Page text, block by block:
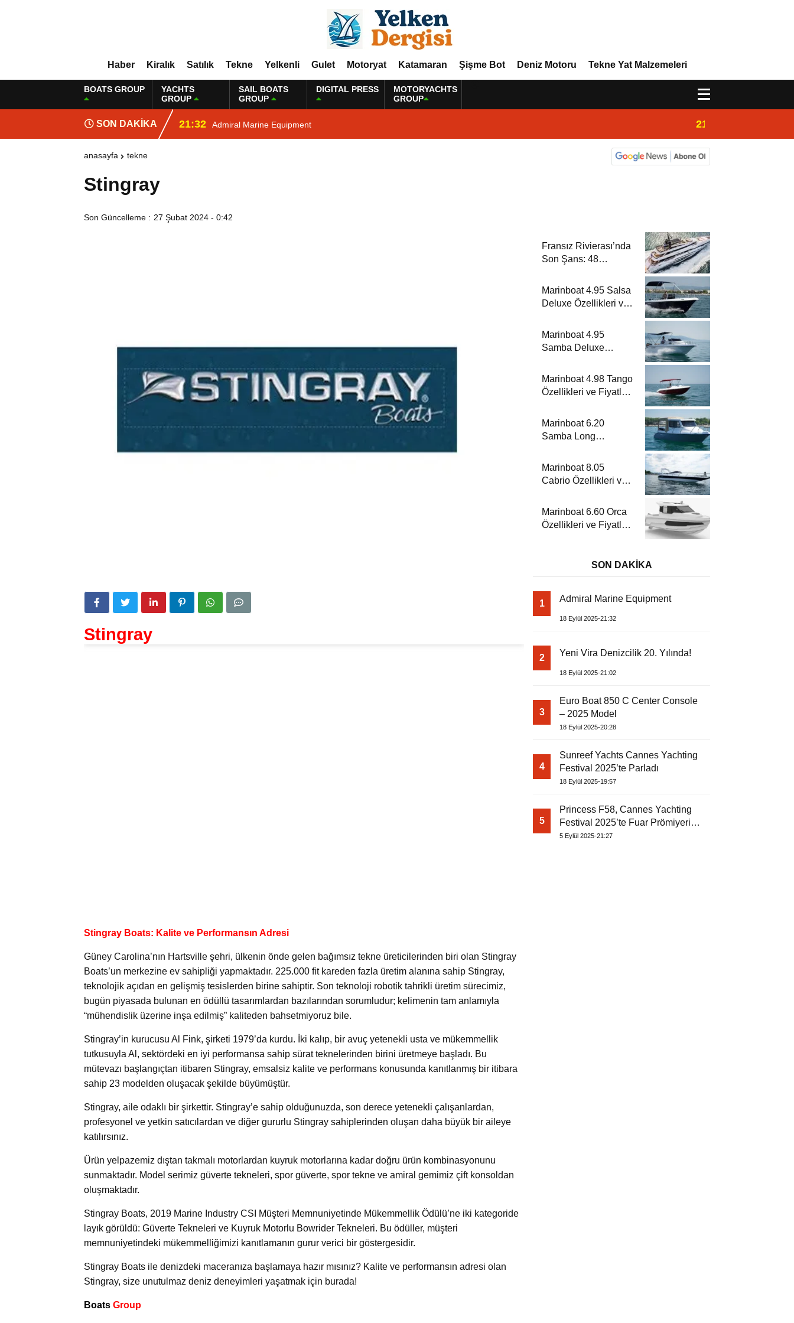
Haber Kiralık Satılık Tekne Yelkenli Gulet Motoryat Katamaran Şişme Bot Deniz Motoru Tekne Yat Malzemeleri
BOATS GROUP
YACHTS
GROUP
SAIL BOATS
GROUP
DIGITAL PRESS
MOTORYACHTS
GROUP
SON DAKİKA 21:32 Admiral Marine Equipment 21:02
anasayfa tekne
Stingray
Son Güncelleme : 27 Şubat 2024 - 0:42
Stingray
Stingray Boats: Kalite ve Performansın Adresi
Güney Carolina’nın Hartsville şehri, ülkenin önde gelen bağımsız tekne üreticilerinden biri olan Stingray
Boats’un merkezine ev sahipliği yapmaktadır. 225.000 fit kareden fazla üretim alanına sahip Stingray,
teknolojik açıdan en gelişmiş tesislerden birine sahiptir. Son teknoloji robotik tahrikli üretim sürecimiz,
bugün piyasada bulunan en ödüllü tasarımlardan bazılarından sorumludur; kelimenin tam anlamıyla
“mühendislik üzerine inşa edilmiş” kaliteden bahsetmiyoruz bile.
Stingray’in kurucusu Al Fink, şirketi 1979’da kurdu. İki kalıp, bir avuç yetenekli usta ve mükemmellik
tutkusuyla Al, sektördeki en iyi performansa sahip sürat teknelerinden birini üretmeye başladı. Bu
mütevazı başlangıçtan itibaren Stingray, emsalsiz kalite ve performans konusunda kanıtlanmış bir itibara
sahip 23 modelden oluşacak şekilde büyümüştür.
Stingray, aile odaklı bir şirkettir. Stingray’e sahip olduğunuzda, son derece yetenekli çalışanlardan,
profesyonel ve yetkin satıcılardan ve diğer gururlu Stingray sahiplerinden oluşan daha büyük bir aileye
katılırsınız.
Ürün yelpazemiz dıştan takmalı motorlardan kuyruk motorlarına kadar doğru ürün kombinasyonunu
sunmaktadır. Model serimiz güverte tekneleri, spor güverte, spor tekne ve amiral gemimiz çift konsoldan
oluşmaktadır.
Stingray Boats, 2019 Marine Industry CSI Müşteri Memnuniyetinde Mükemmellik Ödülü’ne iki kategoride
layık görüldü: Güverte Tekneleri ve Kuyruk Motorlu Bowrider Tekneleri. Bu ödüller, müşteri
memnuniyetindeki mükemmelliğimizi kanıtlamanın gurur verici bir göstergesidir.
Stingray Boats ile denizdeki maceranıza başlamaya hazır mısınız? Kalite ve performansın adresi olan
Stingray, size unutulmaz deniz deneyimleri yaşatmak için burada!
Boats Group
Fransız Rivierası’nda
Son Şans: 48
Mükemmel Bir Yat
Tatili
Marinboat 4.95 Salsa
Deluxe Özellikleri ve
Lüks Tekne
Marinboat 4.95
Samba Deluxe
– A Sınıfı Lüks Tekne
Marinboat 4.98 Tango
Özellikleri ve Fiyatları
Tekne
Marinboat 6.20
Samba Long
– A Sınıfı Kompakt
Tekne
Marinboat 8.05
Cabrio Özellikleri ve
Lüks Tekne
Marinboat 6.60 Orca
Özellikleri ve Fiyatları
SON DAKİKA
1 Admiral Marine Equipment
18 Eylül 2025-21:32
2 Yeni Vira Denizcilik 20. Yılında!
18 Eylül 2025-21:02
3
Euro Boat 850 C Center Console
– 2025 Model
18 Eylül 2025-20:28
4
Sunreef Yachts Cannes Yachting
Festival 2025’te Parladı
18 Eylül 2025-19:57
5
Princess F58, Cannes Yachting
Festival 2025’te Fuar Prömiyerini
Yapıyor
5 Eylül 2025-21:27